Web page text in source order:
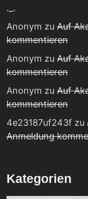
._.
Anonym zuAuf
kommentieren
Anonym zuAuf
kommentieren
Anonym zuAuf
kommentieren
4e23187uf243f zu
Anmeldung
Kategorien